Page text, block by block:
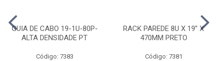
GUIA DE CABO 19-1U-80P-
ALTA DENSIDADE PT
Código: 7383
RACK PAREDE 8U X 19” X
470MM PRETO
Código: 7381